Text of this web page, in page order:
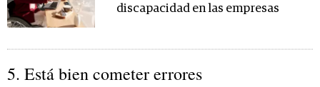
discapacidad en las empresas
5. Está bien cometer errores